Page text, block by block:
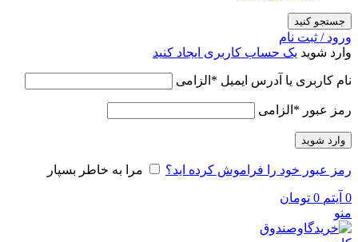
جستجو کنید
ورود / ثبت نام
وارد شوید یک حساب کاربری ایجاد کنید
نام کاربری یا آدرس ایمیل * الزامی
رمز عبور * الزامی
وارد شوید
رمز عبور خود را فراموش کرده اید؟ مرا به خاطر بسپار
0 آیتم 0 تومان
منو